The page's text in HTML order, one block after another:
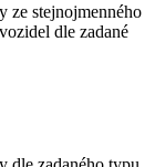
ze stejnojmenného
dle zadané